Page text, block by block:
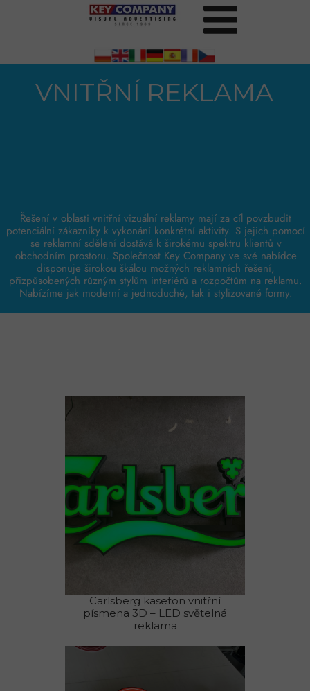
VNITŘNÍ REKLAMA
Řešení v oblasti vnitřní vizuální reklamy mají za cíl povzbudit
potenciální zákazníky k vykonání konkrétní aktivity. S jejich pomocí
se reklamní sdělení dostává k širokému spektru klientů v
obchodním prostoru. Společnost Key Company ve své nabídce
disponuje širokou škálou možných reklamních řešení,
přizpůsobených různým stylům interiérů a rozpočtům na reklamu.
Nabízíme jak moderní a jednoduché, tak i stylizované formy.
Carlsberg kaseton vnitřní
písmena 3D – LED světelná
reklama